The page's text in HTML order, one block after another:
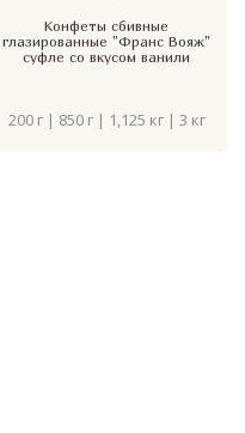
Конфеты сбивные
глазированные "Франс Вояж"
суфле со вкусом ванили
200 г | 850 г | 1,125 кг | 3 кг